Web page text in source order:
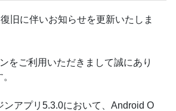
旧に伴いお知らせを更新いたしま
をご利用いただきまして誠にあり
ンアプリ5.3.0において、Android O